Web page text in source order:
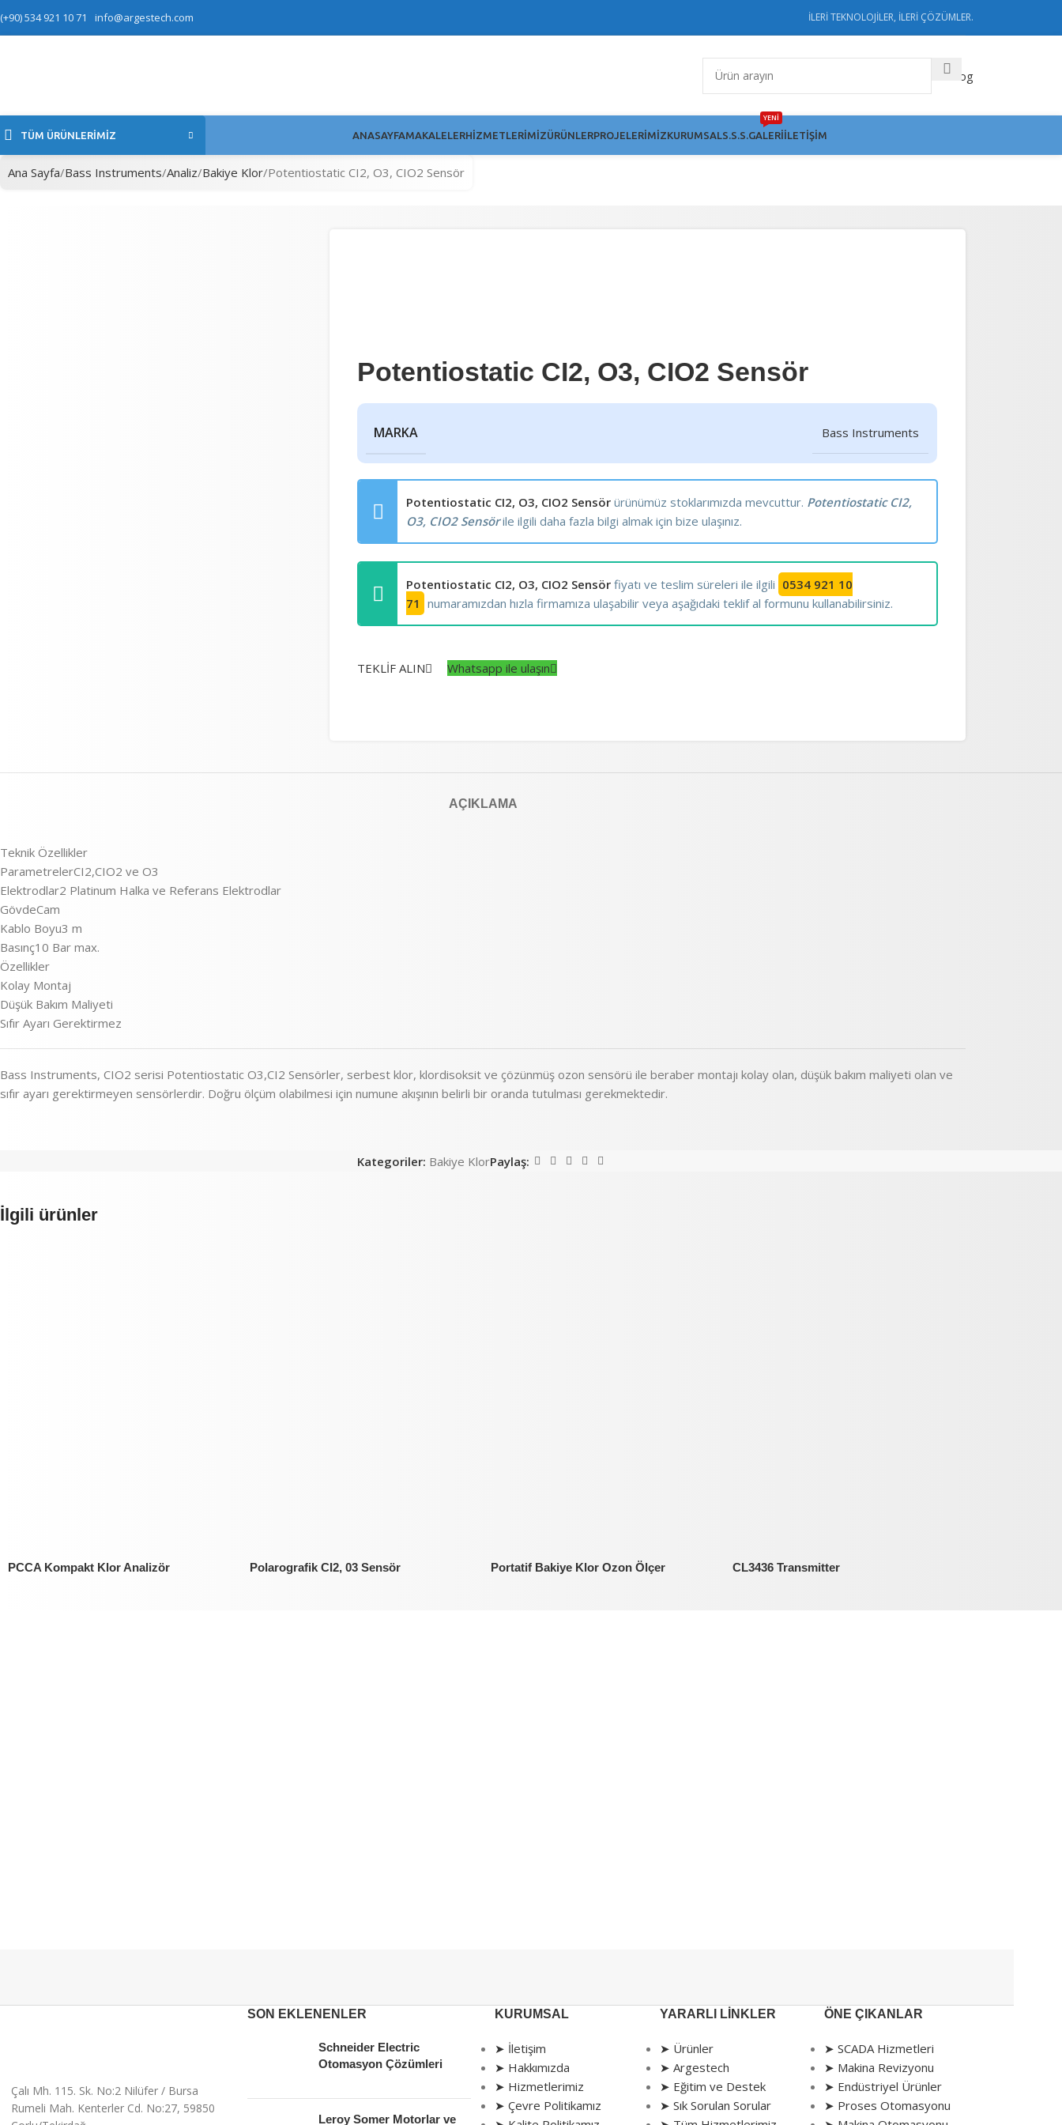
(+90) 534 921 10 71 info@argestech.com İLERİ TEKNOLOJİLER, İLERİ ÇÖZÜMLER.
Katalog
TÜM ÜRÜNLERIMIZ ANASAYFAMAKALELERHIZMETLERIMIZÜRÜNLERPROJELERIMIZKURUMSAL S.S.S. GALERI
YENİ
İLETIŞIM
Ana Sayfa Bass Instruments Analiz Bakiye Klor Potentiostatic CI2, O3, CIO2 Sensör
Potentiostatic CI2, O3, CIO2 Sensör
MARKA Bass Instruments
Potentiostatic CI2, O3, CIO2 Sensör ürünümüz stoklarımızda mevcuttur. Potentiostatic CI2,
O3, CIO2 Sensörile ilgili daha fazla bilgi almak için bize ulaşınız.
Potentiostatic CI2, O3, CIO2 Sensör fiyatı ve teslim süreleri ile ilgili 0534 921 10
71 numaramızdan hızla firmamıza ulaşabilir veya aşağıdaki teklif al formunu kullanabilirsiniz.
TEKLİF ALIN Whatsapp ile ulaşın
AÇIKLAMA
Teknik Özellikler
ParametrelerCI2,CIO2 ve O3
Elektrodlar2 Platinum Halka ve Referans Elektrodlar
GövdeCam
Kablo Boyu3 m
Basınç10 Bar max.
Özellikler
Kolay Montaj
Düşük Bakım Maliyeti
Sıfır Ayarı Gerektirmez
Bass Instruments, CIO2 serisi Potentiostatic O3,CI2 Sensörler, serbest klor, klordisoksit ve çözünmüş ozon sensörü ile beraber montajı kolay olan, düşük bakım maliyeti olan ve
sıfır ayarı gerektirmeyen sensörlerdir. Doğru ölçüm olabilmesi için numune akışının belirli bir oranda tutulması gerekmektedir.
Kategoriler: Bakiye KlorPaylaş:
İlgili ürünler
PCCA Kompakt Klor Analizör Polarografik CI2, 03 Sensör Portatif Bakiye Klor Ozon Ölçer CL3436 Transmitter
Çalı Mh. 115. Sk. No:2 Nilüfer / Bursa
Rumeli Mah. Kenterler Cd. No:27, 59850
SON EKLENENLER
Schneider Electric
Otomasyon Çözümleri
Leroy Somer Motorlar ve
KURUMSAL
➤ İletişim
➤ Hakkımızda
➤ Hizmetlerimiz
➤ Çevre Politikamız
YARARLI LINKLER
➤ Ürünler
➤ Argestech
➤ Eğitim ve Destek
➤ Sık Sorulan Sorular
ÖNE ÇIKANLAR
➤ SCADA Hizmetleri
➤ Makina Revizyonu
➤ Endüstriyel Ürünler
➤ Proses Otomasyonu